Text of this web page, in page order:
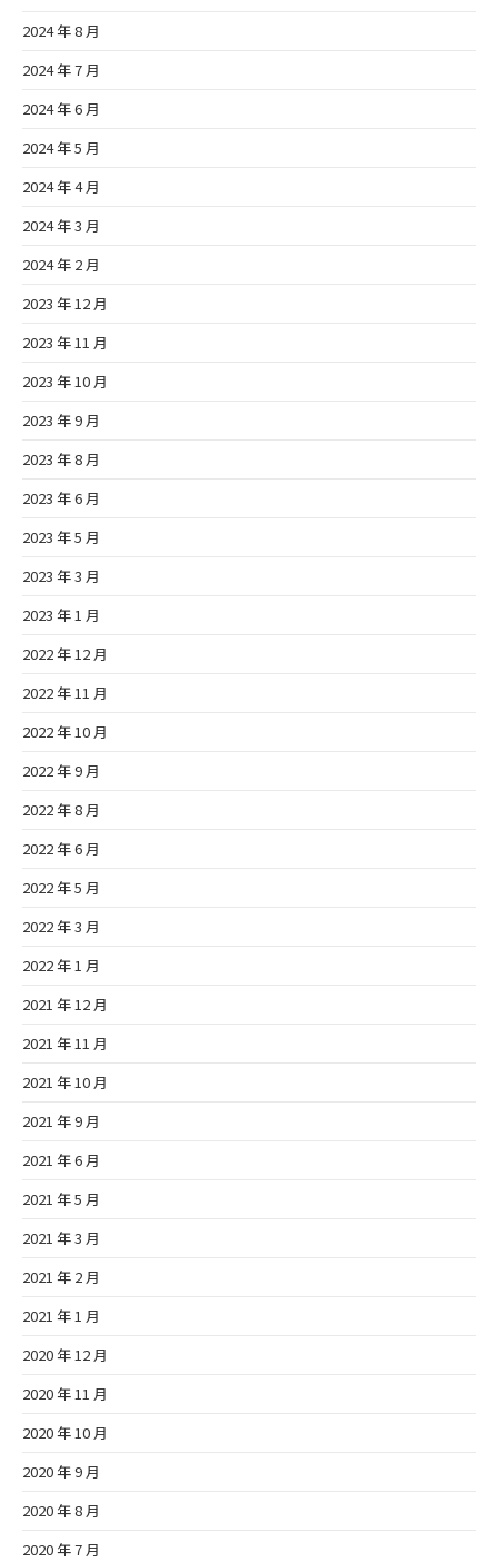
2024 年 8 月
2024 年 7 月
2024 年 6 月
2024 年 5 月
2024 年 4 月
2024 年 3 月
2024 年 2 月
2023 年 12 月
2023 年 11 月
2023 年 10 月
2023 年 9 月
2023 年 8 月
2023 年 6 月
2023 年 5 月
2023 年 3 月
2023 年 1 月
2022 年 12 月
2022 年 11 月
2022 年 10 月
2022 年 9 月
2022 年 8 月
2022 年 6 月
2022 年 5 月
2022 年 3 月
2022 年 1 月
2021 年 12 月
2021 年 11 月
2021 年 10 月
2021 年 9 月
2021 年 6 月
2021 年 5 月
2021 年 3 月
2021 年 2 月
2021 年 1 月
2020 年 12 月
2020 年 11 月
2020 年 10 月
2020 年 9 月
2020 年 8 月
2020 年 7 月